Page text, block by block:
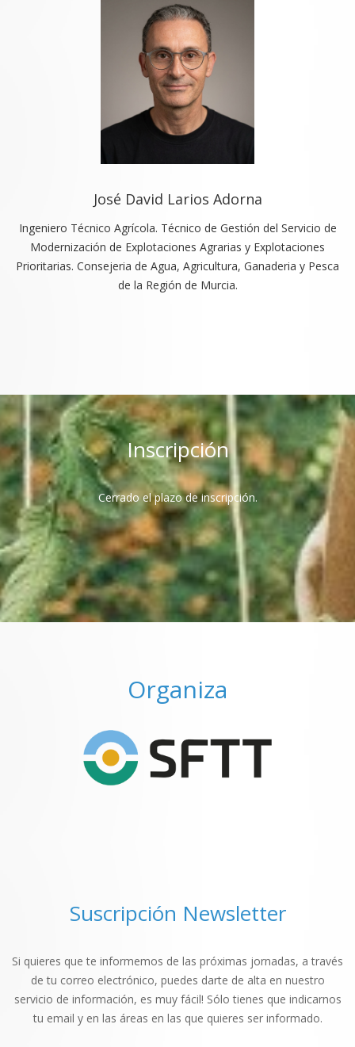
José David Larios Adorna
Ingeniero Técnico Agrícola. Técnico de Gestión del Servicio de
Modernización de Explotaciones Agrarias y Explotaciones
Prioritarias. Consejeria de Agua, Agricultura, Ganaderia y Pesca
de la Región de Murcia.
Inscripción
Cerrado el plazo de inscripción.
Organiza
Suscripción Newsletter
Si quieres que te informemos de las próximas jornadas, a través
de tu correo electrónico, puedes darte de alta en nuestro
servicio de información, es muy fácil! Sólo tienes que indicarnos
tu email y en las áreas en las que quieres ser informado.